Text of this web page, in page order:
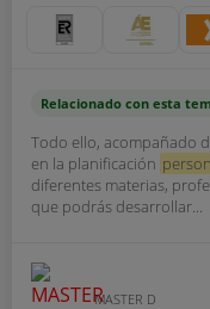
Relacionado con esta
Todo ello, acompañado
en la planificación
diferentes materias,
que podrás desarrollar...
MASTER D